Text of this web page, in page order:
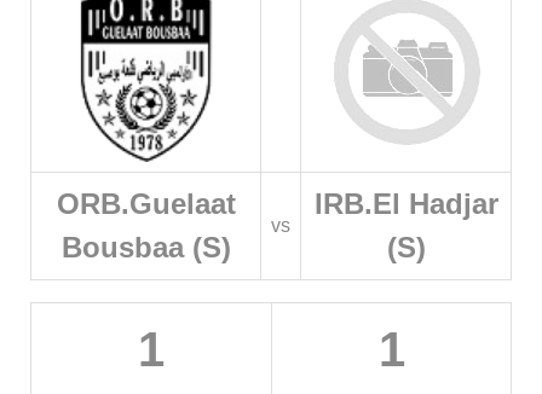
ORB.Guelaat
Bousbaa (S)
vs
IRB.El Hadjar
(S)
1 1